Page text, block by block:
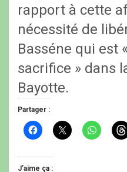
rapport à cette
nécessité de
Basséne qui est
sacrifice » dans
Bayotte.
Partager :
C
l
u
e
C
l
C
l
J’aime ça :